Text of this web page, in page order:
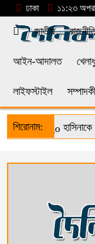
ঢাকা ১১:২৩
জাতীয়
আইন-আদালত
লাইফস্টাইল
শিরোনাম:
হাসিনাকে